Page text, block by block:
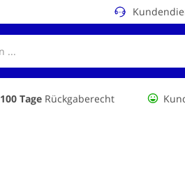
100 Tage Rückgaberecht